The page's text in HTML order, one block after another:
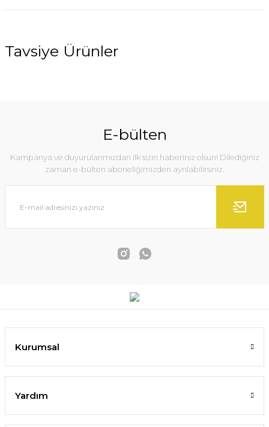
Tavsiye Ürünler
E-bülten
Kampanya ve duyurularımızdan ilk sizin haberiniz olsun! Dilediğiniz
zaman e-bülten aboneliğimizden ayrılabilirsiniz.
Kurumsal
Yardım